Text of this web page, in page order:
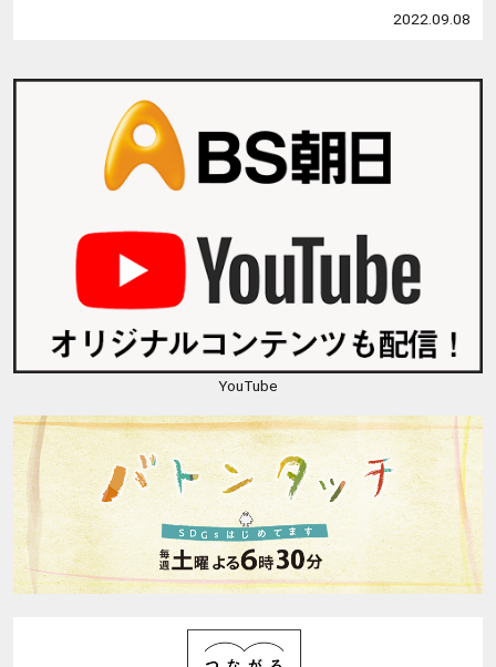
2022.09.08
YouTube